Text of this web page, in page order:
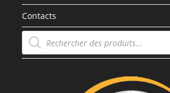
Contacts
Recherche
de
produits